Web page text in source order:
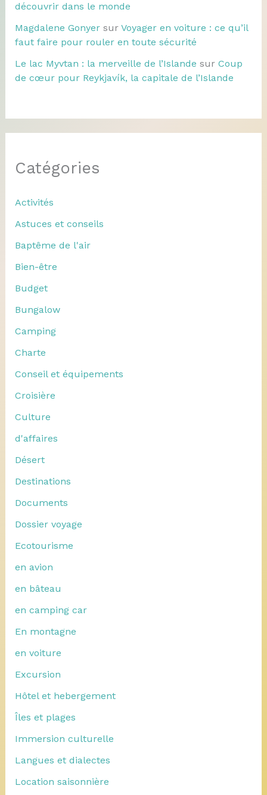
découvrir dans le monde
Magdalene Gonyersur Voyager en voiture : ce qu’il
faut faire pour rouler en toute sécurité
Le lac Myvtan : la merveille de l’Islande sur Coup
de cœur pour Reykjavík, la capitale de l’Islande
Catégories
Activités
Astuces et conseils
Baptême de l'air
Bien-être
Budget
Bungalow
Camping
Charte
Conseil et équipements
Croisière
Culture
d'affaires
Désert
Destinations
Documents
Dossier voyage
Ecotourisme
en avion
en bâteau
en camping car
En montagne
en voiture
Excursion
Hôtel et hebergement
Îles et plages
Immersion culturelle
Langues et dialectes
Location saisonnière